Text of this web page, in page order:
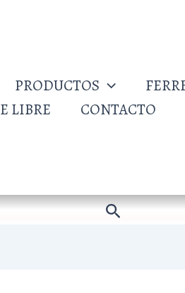
PRODUCTOS
LIBRE
CONTACTO
Buscar